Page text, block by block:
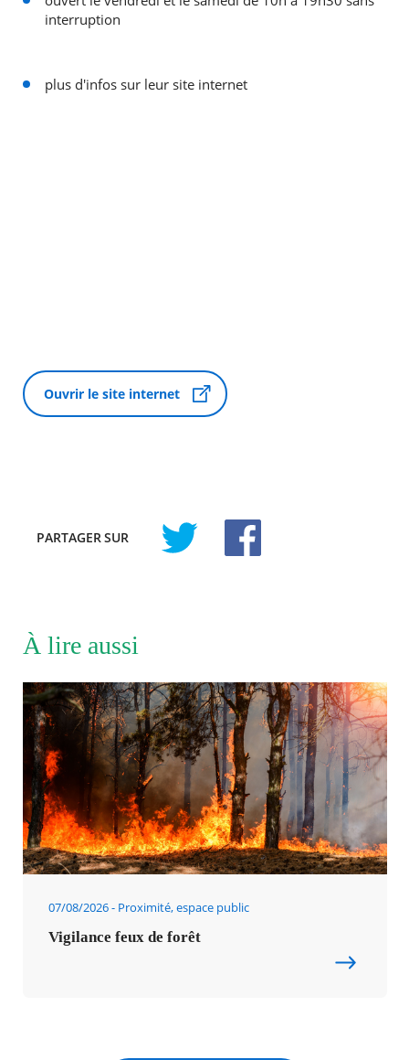
interruption
plus d'infos sur leur site internet
Ouvrir le site internet
PARTAGERSUR
À lire aussi
07/08/2026 Proximité, espace public
Vigilance feux de forêt